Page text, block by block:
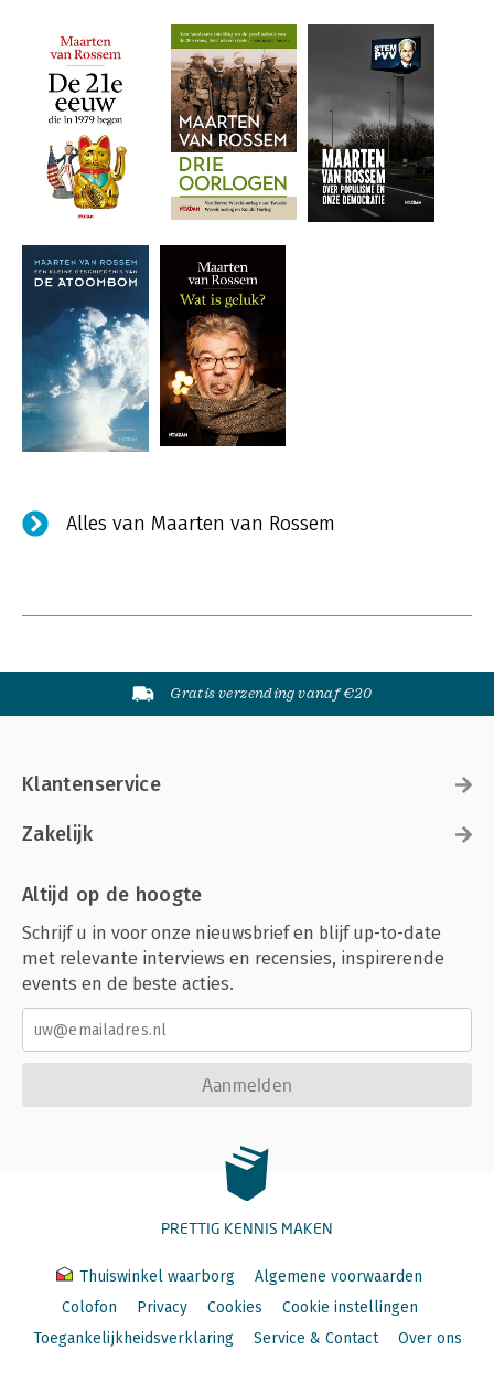
Alles van Maarten van Rossem
Gratis verzending vanaf €20
Klantenservice
Zakelijk
Altijd op de hoogte
Schrijf u in voor onze nieuwsbrief en blijf up-to-date
met relevante interviews en recensies, inspirerende
events en de beste acties.
Aanmelden
PRETTIG KENNIS MAKEN
Thuiswinkel waarborg
Algemene voorwaarden
Colofon
Privacy Cookies
Cookie instellingen
Toegankelijkheidsverklaring
Service & Contact Over ons